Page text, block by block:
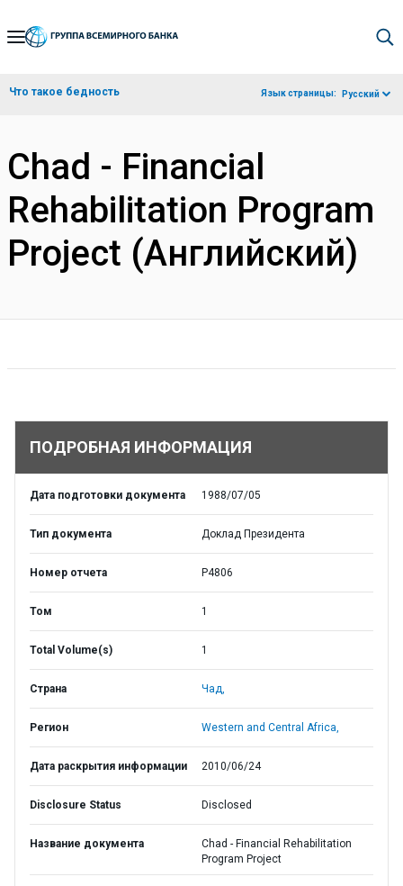
Skip
Navigation
Что такое бедность Язык страницы: Русский
Chad - Financial
Rehabilitation Program
Project (Английский)
ПОДРОБНАЯ ИНФОРМАЦИЯ
Дата подготовки документа 1988/07/05
Тип документа Доклад Президента
Номер отчета P4806
Том 1
Total Volume(s) 1
Страна Чад,
Регион Western and Central Africa,
Дата раскрытия информации 2010/06/24
Disclosure Status Disclosed
Название документа
Chad - Financial Rehabilitation
Program Project